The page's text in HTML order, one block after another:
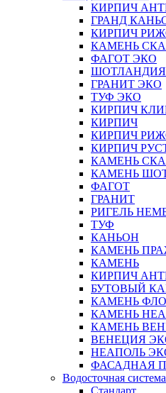
КИРПИЧ
ГРАНД
КИРПИЧ
КАМЕНЬ
ФАГОТ ЭКО
ГРАНИТ ЭКО
ТУФ ЭКО
КИРПИЧ
КИРПИЧ
КИРПИЧ
КИРПИЧ
КАМЕНЬ
КАМЕНЬ
ФАГОТ
ГРАНИТ
РИГЕЛЬ
ТУФ
КАНЬОН
КАМЕНЬ
КАМЕНЬ
КИРПИЧ
БУТОВЫЙ
КАМЕНЬ
КАМЕНЬ
КАМЕНЬ
ВЕНЕЦИЯ
НЕАПОЛЬ
ФАСАДНАЯ
Водосточная система
Стандарт